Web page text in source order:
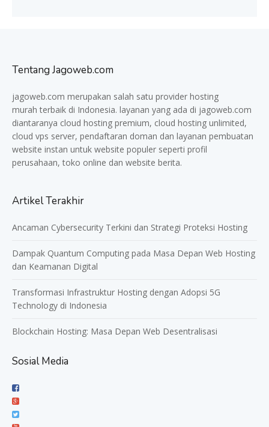
Tentang Jagoweb.com
jagoweb.com merupakan salah satu provider hosting
murah terbaik di Indonesia. layanan yang ada di jagoweb.com
diantaranya cloud hosting premium, cloud hosting unlimited,
cloud vps server, pendaftaran doman dan layanan pembuatan
website instan untuk website populer seperti profil
perusahaan, toko online dan website berita.
Artikel Terakhir
Ancaman Cybersecurity Terkini dan Strategi Proteksi Hosting
Dampak Quantum Computing pada Masa Depan Web Hosting
dan Keamanan Digital
Transformasi Infrastruktur Hosting dengan Adopsi 5G
Technology di Indonesia
Blockchain Hosting: Masa Depan Web Desentralisasi
Sosial Media